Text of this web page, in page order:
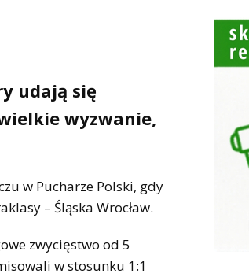
udają się
wyzwanie,
w Pucharze Polski, gdy
– Śląska Wrocław.
zwycięstwo od 5
w stosunku 1:1